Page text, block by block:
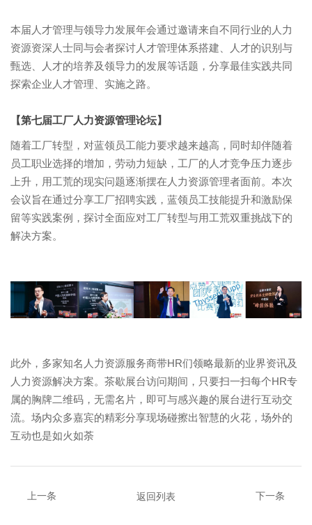
本届人才管理与领导力发展年会通过邀请来自不同行业的人力
资源资深人士同与会者探讨人才管理体系搭建、人才的识别与
甄选、人才的培养及领导力的发展等话题，分享最佳实践共同
探索企业人才管理、实施之路。
【第七届工厂人力资源管理论坛】
随着工厂转型，对蓝领员工能力要求越来越高，同时却伴随着
员工职业选择的增加，劳动力短缺，工厂的人才竞争压力逐步
上升，用工荒的现实问题逐渐摆在人力资源管理者面前。本次
会议旨在通过分享工厂招聘实践，蓝领员工技能提升和激励保
留等实践案例，探讨全面应对工厂转型与用工荒双重挑战下的
解决方案。
此外，多家知名人力资源服务商带HR们领略最新的业界资讯及
人力资源解决方案。茶歇展台访问期间，只要扫一扫每个HR专
属的胸牌二维码，无需名片，即可与感兴趣的展台进行互动交
流。场内众多嘉宾的精彩分享现场碰擦出智慧的火花，场外的
互动也是如火如荼
上一条 返回列表 下一条